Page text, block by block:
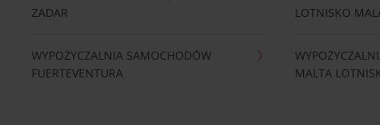
ZADAR
WYPOŻYCZALNIA SAMOCHODÓW
FUERTEVENTURA
LOTNISKO
MALTA